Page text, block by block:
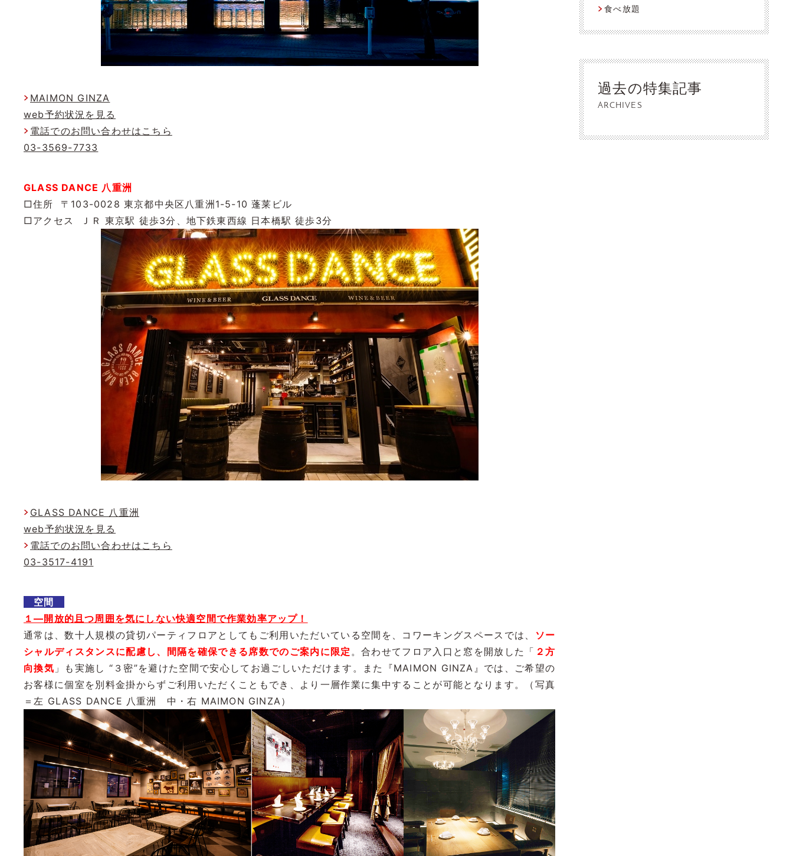
MAIMON GINZA
web予約状況を見る
電話でのお問い合わせはこちら
03-3569-7733
GLASS DANCE 八重洲
□住所 〒103-0028 東京都中央区八重洲1-5-10 蓬莱ビル
□アクセス ＪＲ 東京駅 徒歩3分、地下鉄東西線 日本橋駅 徒歩3分
GLASS DANCE 八重洲
web予約状況を見る
電話でのお問い合わせはこちら
03-3517-4191
空間
１―開放的且つ周囲を気にしない快適空間で作業効率アップ！
通常は、数十人規模の貸切パーティフロアとしてもご利用いただいている空間を、コワーキングスペースでは、
ソー
シャルディスタンスに配慮し、間隔を確保できる席数でのご案内に限定 。合わせてフロア入口と窓を開放した「 ２方
向換気 」も実施し “３密”を避けた空間で安心してお過ごしいただけます。また『MAIMON GINZA』では、ご希望の
お客様に個室を別料金掛からずご利用いただくこともでき、より一層作業に集中することが可能となります。（写真
＝左 GLASS DANCE 八重洲 中・右 MAIMON GINZA）
食べ放題
過去の特集記事
ARCHIVES